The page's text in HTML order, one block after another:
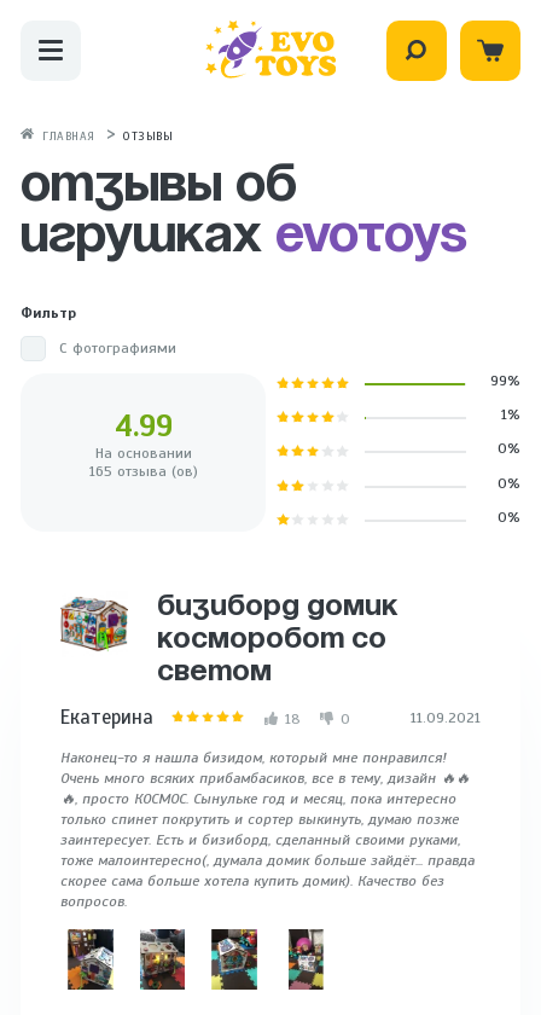
ГЛАВНАЯ ОТЗЫВЫ
Отзывы об
игрушках evotoys
БИЗИБОРД ДОМИК
КОСМОРОБОТ СО
СВЕТОМ
Екатерина 18 0 11.09.2021
Наконец-то я нашла бизидом, который мне понравился!
Очень много всяких прибамбасиков, все в тему, дизайн 🔥🔥
🔥, просто КОСМОС. Сынульке год и месяц, пока интересно
только спинет покрутить и сортер выкинуть, думаю позже
заинтересует. Есть и бизиборд, сделанный своими руками,
тоже малоинтересно(, думала домик больше зайдёт... правда
скорее сама больше хотела купить домик). Качество без
вопросов.
Фильтр
С фотографиями
4.99
На основании
165 отзыва (ов)
99%
1%
0%
0%
0%